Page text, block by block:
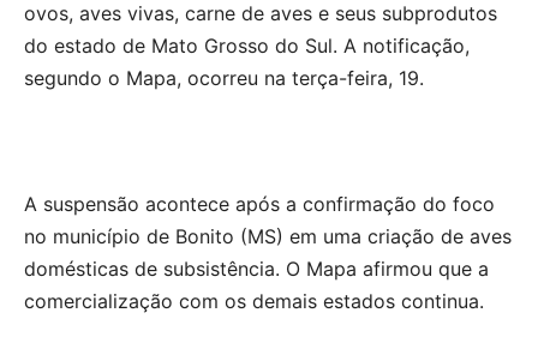
ovos, aves vivas, carne de aves e seus subprodutos
do estado de Mato Grosso do Sul. A notificação,
segundo o Mapa, ocorreu na terça-feira, 19.
A suspensão acontece após a confirmação do foco
no município de Bonito (MS) em uma criação de aves
domésticas de subsistência. O Mapa afirmou que a
comercialização com os demais estados continua.